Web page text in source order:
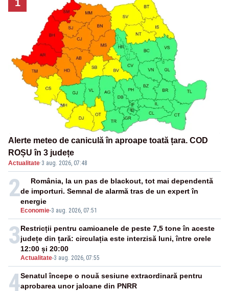
1
Alerte meteo de caniculă în aproape toată țara. COD
ROȘU în 3 județe
Actualitate·3 aug. 2026, 07:48
2
Economie-3 aug. 2026, 07:51
România, la un pas de blackout, tot mai dependentă
de importuri. Semnal de alarmă tras de un expert în
energie
3
Actualitate-3 aug. 2026, 07:55
Restricții pentru camioanele de peste 7,5 tone în aceste
județe din țară: circulația este interzisă luni, între orele
12:00 și 20:00
4Senatul începe o nouă sesiune extraordinară pentru
aprobarea unor jaloane din PNRR